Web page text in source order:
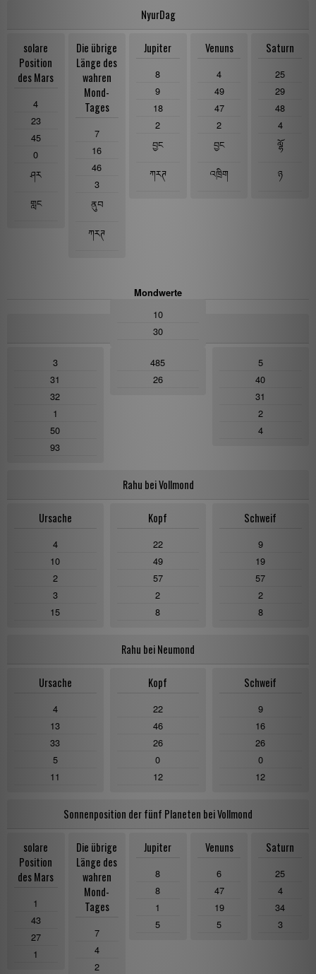
NyurDag
solare
Position
des Mars
4
23
45
0
ཤར
གླང
Die übrige
Länge des
wahren
Mond-
Tages
7
16
46
3
ནུབ
ཀརཊ
Jupiter
8
9
18
2
བྱང
ཀརཊ
Venuns
4
49
47
2
བྱང
འཁྲིག
Saturn
25
29
48
4
ལྷོ
ཉ
Mondwerte
NamDagDrubDrhu
3
31
32
1
50
93
485
26
10
30
5
40
31
2
4
Rahu bei Vollmond
Ursache
4
10
2
3
15
Kopf
22
49
57
2
8
Schweif
9
19
57
2
8
Rahu bei Neumond
Ursache
4
13
33
5
11
Kopf
22
46
26
0
12
Schweif
9
16
26
0
12
Sonnenposition der fünf Planeten bei Vollmond
solare
Position
des Mars
1
43
27
1
Die übrige
Länge des
wahren
Mond-
Tages
7
4
2
Jupiter
8
8
1
5
Venuns
6
47
19
5
Saturn
25
4
34
3